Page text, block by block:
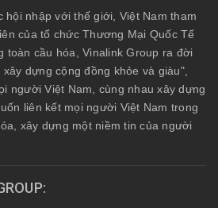
hội nhập với thế giới, Việt Nam tham
của tổ chức Thương Mại Quốc Tế
toàn cầu hóa, Vinalink Group ra đời
dựng cộng đồng khỏe và giàu",
người Việt Nam, cùng nhau xây dựng
liên kết mọi người Việt Nam trong
xây dựng một niềm tin của người